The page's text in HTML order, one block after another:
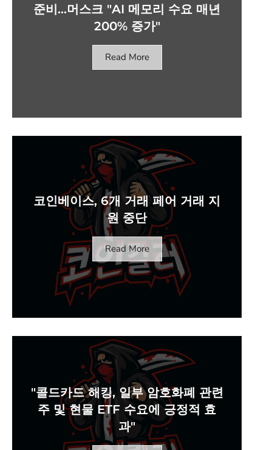
준비…머스크 "AI 메모리 수요 매년
200% 증가"
Read More
코인베이스, 6개 거래 페어 거래 지
원 중단
Read More
"콜드카드 해킹, 일부 암호화폐 관련
주 및 현물 ETF 수요에 긍정적 효
과"